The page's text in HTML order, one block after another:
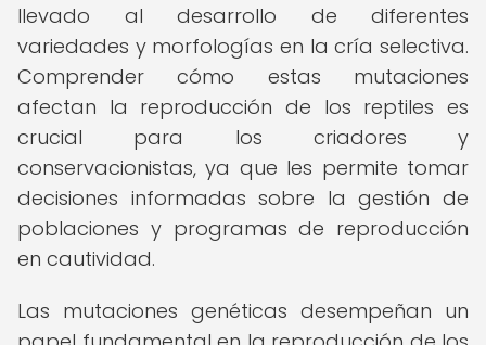
llevado al desarrollo de diferentes
variedades y morfologías en la cría selectiva.
Comprender cómo estas mutaciones
afectan la reproducción de los reptiles es
crucial para los criadores y
conservacionistas, ya que les permite tomar
decisiones informadas sobre la gestión de
poblaciones y programas de reproducción
en cautividad.
Las mutaciones genéticas desempeñan un